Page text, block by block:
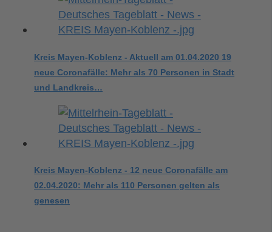
Kreis Mayen-Koblenz - Aktuell am 01.04.2020 19
neue Coronafälle: Mehr als 70 Personen in Stadt
und Landkreis…
Kreis Mayen-Koblenz - 12 neue Coronafälle am
02.04.2020: Mehr als 110 Personen gelten als
genesen